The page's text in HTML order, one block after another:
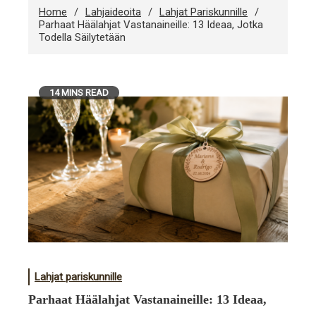
Home Lahjaideoita
Lahjat Pariskunnille
Parhaat Häälahjat Vastanaineille: 13 Ideaa, Jotka
Todella Säilytetään
14 MINS READ
Lahjat pariskunnille
Parhaat Häälahjat Vastanaineille: 13 Ideaa,